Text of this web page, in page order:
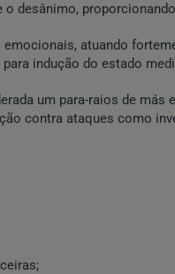
desânimo,
atuando
indução do estado
um para-raios de
contra ataques como